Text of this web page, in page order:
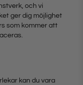
och vi
ger dig möjlighet
som kommer att
kan du vara